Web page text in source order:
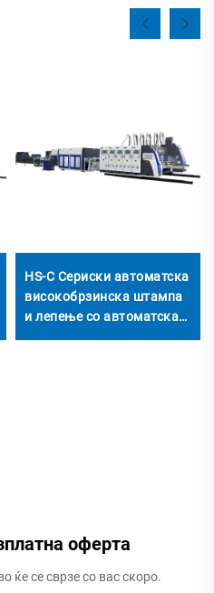
HS-C Сериски автоматска
високобрзинска штампа
и лепење со автоматска
машина за вртење
оферта
ќе се сврзе со вас скоро.